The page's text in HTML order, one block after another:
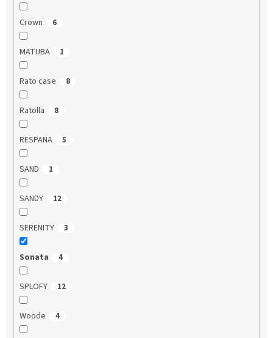
Crown 6
MATUBA 1
Rato case 8
Ratolla 8
RESPANA 5
SAND 1
SANDY 12
SERENITY 3
Sonata 4
SPLOFY 12
Woode 4